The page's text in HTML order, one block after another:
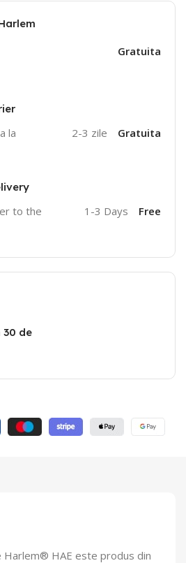
Gratuita
la
2-3 zile Gratuita
to the
1-3 Days Free
30 de
Harlem® HAE este produs din